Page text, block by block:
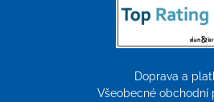
Doprava a
Všeobecné obchodní